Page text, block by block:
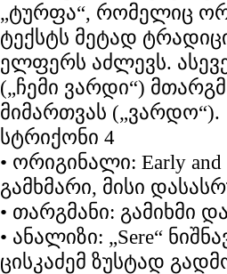
„ტურფა“, რომელიც
ტექსტს მეტად
ელფერს აძლევს.
(„ჩემი ვარდი“)
მიმართვას („ვარდო“).
სტრიქონი 4
• ორიგინალი: Early
გამხმარი, მისი
• თარგმანი: გამიხმი
• ანალიზი: „Sere“
ცისკაძემ ზუსტად